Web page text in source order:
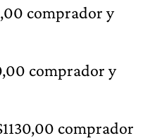
comprador y
comprador y
comprador